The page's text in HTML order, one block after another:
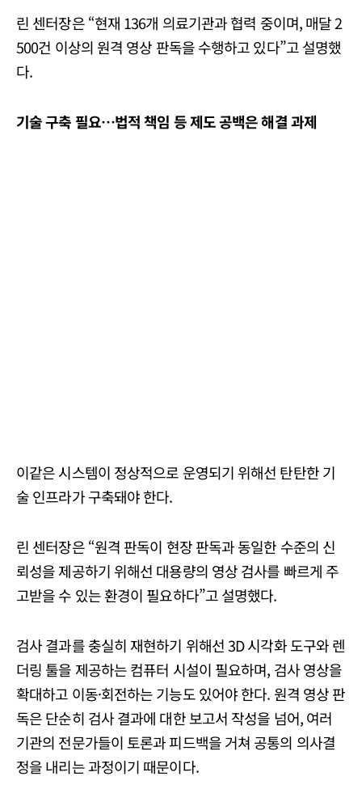
린 센터장은 “현재 136개 의료기관과 협력 중이며, 매달 2
500건 이상의 원격 영상 판독을 수행하고 있다”고 설명했
다.
기술 구축 필요…법적 책임 등 제도 공백은 해결 과제
이같은 시스템이 정상적으로 운영되기 위해선 탄탄한 기
술 인프라가 구축돼야 한다.
린 센터장은 “원격 판독이 현장 판독과 동일한 수준의 신
뢰성을 제공하기 위해선 대용량의 영상 검사를 빠르게 주
고받을 수 있는 환경이 필요하다”고 설명했다.
검사 결과를 충실히 재현하기 위해선 3D 시각화 도구와 렌
더링 툴을 제공하는 컴퓨터 시설이 필요하며, 검사 영상을
확대하고 이동·회전하는 기능도 있어야 한다. 원격 영상 판
독은 단순히 검사 결과에 대한 보고서 작성을 넘어, 여러
기관의 전문가들이 토론과 피드백을 거쳐 공통의 의사결
정을 내리는 과정이기 때문이다.